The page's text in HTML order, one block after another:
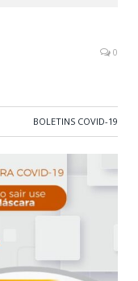
0
BOLETINS COVID-19